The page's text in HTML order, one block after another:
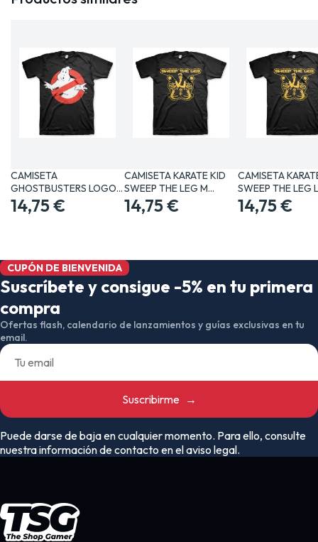
CAMISETA
GHOSTBUSTERS LOGO
CLASICO XL…
14,75 €
CAMISETA KARATE KID
SWEEP THE LEG M…
14,75 €
CAMISETA
SWEEP THE LEG
14,75 €
CUPÓN DE BIENVENIDA
Suscríbete y consigue -5% en tu primera
compra
Ofertas flash, calendario de lanzamientos y guías exclusivas en tu
email.
Suscribirme →
Puede darse de baja en cualquier momento. Para ello, consulte
nuestra información de contacto en el aviso legal.